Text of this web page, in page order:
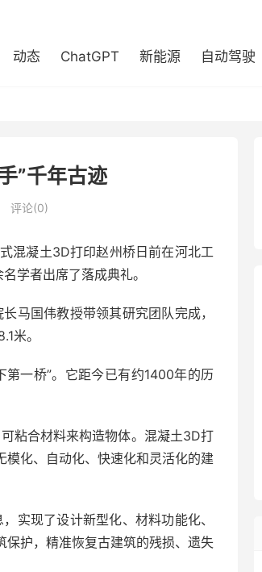
动态 ChatGPT 新能源 自动驾驶
”千年古迹
评论(0)
混凝土3D打印赵州桥日前在河北工
学者出席了落成典礼。
马国伟教授带领其研究团队完成，
米。
一桥”。它距今已有约1400年的历
粘合材料来构造物体。混凝土3D打
化、自动化、快速化和灵活化的建
实现了设计新型化、材料功能化、
护，精准恢复古建筑的残损、遗失